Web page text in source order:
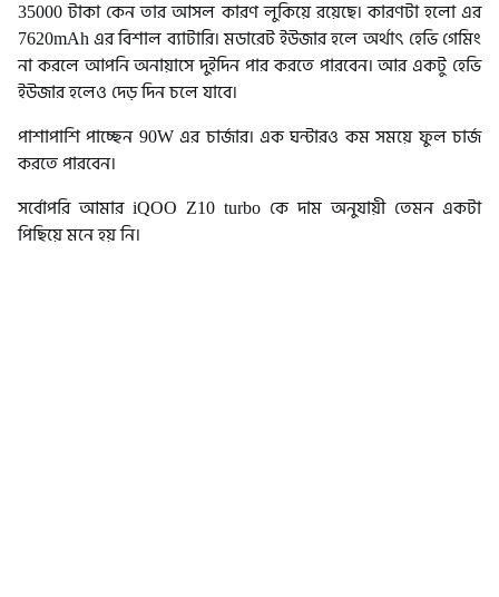
35000 টাকা কেন তার আসল কারণ লুকিয়ে রয়েছে। কারণটা হলো এর
7620mAh এর বিশাল ব্যাটারি। মডারেট ইউজার হলে অর্থাৎ হেভি গেমিং
না করলে আপনি অনায়াসে দুইদিন পার করতে পারবেন। আর একটু হেভি
ইউজার হলেও দেড় দিন চলে যাবে।
পাশাপাশি পাচ্ছেন 90W এর চার্জার। এক ঘন্টারও কম সময়ে ফুল চার্জ
করতে পারবেন।
সর্বোপরি আমার iQOO Z10 turbo কে দাম অনুযায়ী তেমন একটা
পিছিয়ে মনে হয় নি।